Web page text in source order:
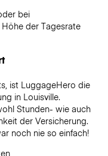
bei
der Tagesrate
ist LuggageHero die
in Louisville.
Stunden- wie auch
der Versicherung.
noch nie so einfach!